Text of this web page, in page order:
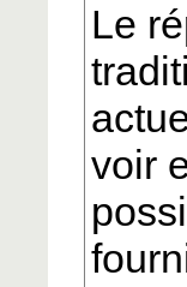
Le
voir